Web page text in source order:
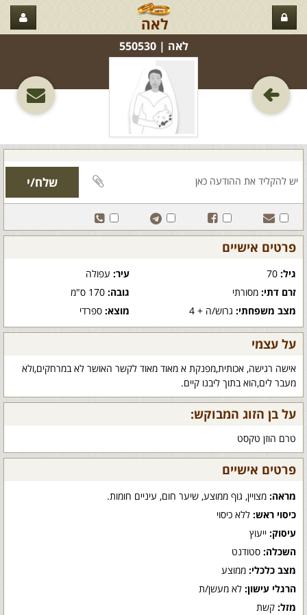
לאה
לאה‏ | 550530
פרטים אישיים
גיל: עיר:עפולה
זרם דתי: מסורתי גובה:170 ס"מ
מצב משפחתי: גרוש/ה + 4 מוצא:ספרדי
על עצמי
אישה רגישה, אכותית,מפנקת א מאוד מאוד לקשר האושר לא במרחקים,ולא
מעבר לים,הוא בתוך ליבנו קיים.
על בן הזוג המבוקש:
טרם הוזן טקסט
פרטים אישיים
מראה: מצויין, גוף ממוצע, שיער חום, עיניים חומות.
כיסוי ראש: ללא כיסוי
עיסוק: ייעוץ
השכלה: סטודנט
מצב כלכלי: ממוצע
הרגלי עישון: לא מעשן/ת
מזל: קשת